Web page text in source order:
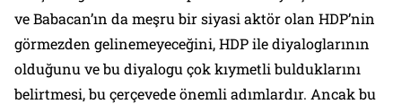
ve Babacan’ın da meşru bir siyasi aktör olan HDP’nin
görmezden gelinemeyeceğini, HDP ile diyaloglarının
olduğunu ve bu diyalogu çok kıymetli bulduklarını
belirtmesi, bu çerçevede önemli adımlardır. Ancak bu